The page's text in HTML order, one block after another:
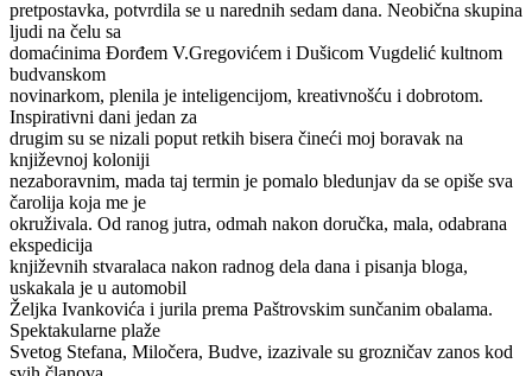
pretpostavka, potvrdila se u narednih sedam dana. Neobična skupina
ljudi na čelu sa
domaćinima Đorđem V.Gregovićem i Dušicom Vugdelić kultnom
budvanskom
novinarkom, plenila je inteligencijom, kreativnošću i dobrotom.
Inspirativni dani jedan za
drugim su se nizali poput retkih bisera čineći moj boravak na
književnoj koloniji
nezaboravnim, mada taj termin je pomalo bledunjav da se opiše sva
čarolija koja me je
okruživala. Od ranog jutra, odmah nakon doručka, mala, odabrana
ekspedicija
književnih stvaralaca nakon radnog dela dana i pisanja bloga,
uskakala je u automobil
Željka Ivankovića i jurila prema Paštrovskim sunčanim obalama.
Spektakularne plaže
Svetog Stefana, Miločera, Budve, izazivale su grozničav zanos kod